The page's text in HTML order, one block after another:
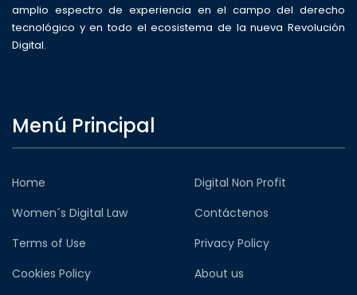
amplio espectro de experiencia en el campo del derecho
tecnológico y en todo el ecosistema de la nueva Revolución
Digital.
Menú Principal
Home
Digital Non Profit
Women´s Digital Law
Contáctenos
Terms of Use
Privacy Policy
Cookies Policy
About us